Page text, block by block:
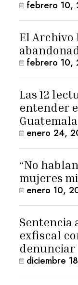
febrero 10,
El Archivo
febrero 10,
Las 12
entender
Guatemala
enero 24,
“No
mujeres
enero 10,
Sentencia
exfiscal
denunciar
diciembre